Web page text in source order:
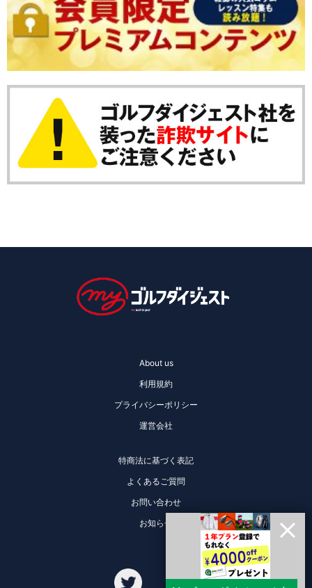
About us
利用規約
プライバシーポリシー
運営会社
特商法に基づく表記
よくあるご質問
お問い合わせ
お知らせ